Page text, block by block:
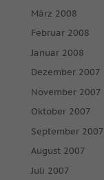
März 2008
Februar 2008
Januar 2008
Dezember 2007
November 2007
Oktober 2007
September 2007
August 2007
Juli 2007